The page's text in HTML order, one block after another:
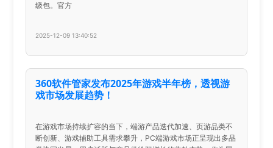
级包。官方
2025-12-09 13:40:52
360软件管家发布2025年游戏半年榜，透视游
戏市场发展趋势！
在游戏市场持续扩容的当下，端游产品迭代加速、页游品类不
断创新、游戏辅助工具需求攀升，PC端游戏市场正呈现出多品